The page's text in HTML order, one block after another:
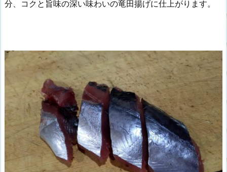
分、コクと旨味の深い味わいの竜田揚げに仕上がります。